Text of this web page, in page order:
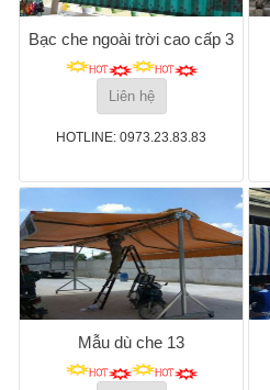
Bạc che ngoài trời cao cấp 3
Liên hệ
HOTLINE: 0973.23.83.83
Mẫu dù che 13